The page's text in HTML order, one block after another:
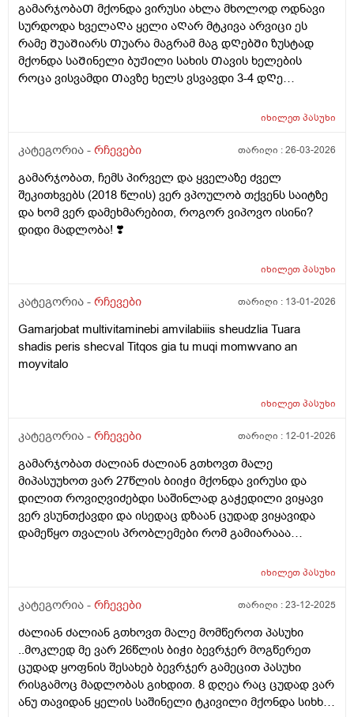
გამარჯობაᲗ მქონდა ვირუსი ახლა მხოლოდ ოდნავი
სურდოდა ხველაᲦა ყელი აᲦარ მტკივა არვიცი ეს
რამე ᲨუაᲨიარს Თუარა მაგრამ მაგ დᲦებᲨი ზუსტად
მქონდა საᲨინელი ბუᲟილი სახის Თავის ხელების
როცა ვისვამდი Თავზე ხელს ვსვავდი 3-4 დᲦე
რომ ვიყავი ბუᲟილი რომ მქონდა ხელზე მწვანე და
მოყვიᲗალო მომწვანოა არეული არაფერს არ
უცაბედი სისხლ Ჩაქცევა რისი ბრალიია
იხილეთპასუხი
კატეგორია - რჩევები თარიღი :26-03-2026
გამარჯობათ, ჩემს პირველ და ყველაზე ძველ
შეკითხვებს (2018 წლის) ვერ ვპოულობ თქვენს საიტზე
და ხომ ვერ დამეხმარებით, როგორ ვიპოვო ისინი?
დიდი მადლობა! ❣️
იხილეთპასუხი
კატეგორია - რჩევები თარიღი : 13-01-2026
Gamarjobat multivitaminebi amvilabiiis sheudzlia Tuara
shadis peris shecval Titqos gia tu muqi momwvano an
moyvitalo
იხილეთპასუხი
კატეგორია - რჩევები თარიღი : 12-01-2026
გამარჯობათ ძალიან ძალიან გთხოვთ მალე
მიპასუუხოთ ვარ 27წლის ბიიჭი მქონდა ვირუსი და
დილით როვიღვიძებდი საშინლად გაჭედილი ვიყავი
ვერ ვსუნთქავდი და ისედაც დზაან ცუდად ვიყავიდა
დამეწყო თვალის პრობლემები რომ გამიარააა
თუარა რო ვირუსი თვალში ასულიიყო?? პირველ ი
მეორე დღესაც მტკიოდა თვალი და პლუს მეწვებოდა
ორი გამაყუჩებელი ანალგინი არ გამიარა მერე
ნალგეზინიდა ისიც ციტა უბრალოდ სიმძიმის გრძნობა
მქონდა იმისმერე 2 3 დღე გავიდა აგარ ამტკიებია
თავი მაგრამ მარჯვენა თვალში ესე რო მქონდა
დაწითლებული დედაჩემაა ლევომეციტინის წვეთები
იხილეთპასუხი
კატეგორია - რჩევები თარიღი :23-12-2025
ძალიან ძალიან გთხოვთ მალე მომწეროთ პასუხი
..მოკლედ მე ვარ 26წლის ბიჭი ბევრჯერ მოგწერეთ
ცუდად ყოფნის შესახებ ბევრჯერ გამეცით პასუხი
რისგამოც მადლობას გიხდით. 8 დღეა რაც ცუდად ვარ
ანუ თავიდან ყელის საშინელი ტკივილი მქონდა სიხხე